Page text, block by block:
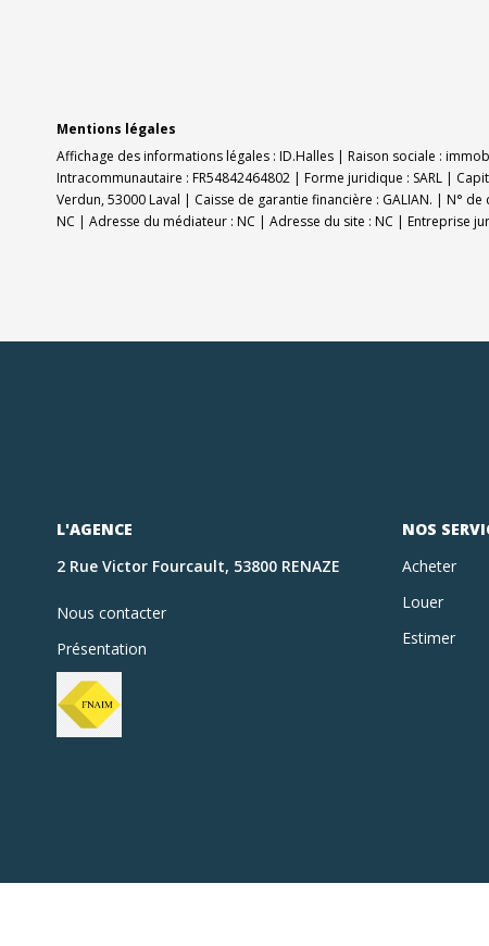
Mentions légales
Affichage des informations légales : ID.Halles | Raison sociale :
Intracommunautaire : FR54842464802 | Forme juridique : SARL |
Verdun, 53000 Laval | Caisse de garantie financière : GALIAN. | N°
NC | Adresse du médiateur : NC | Adresse du site : NC | Entreprise
L'AGENCE
2 Rue Victor Fourcault, 53800 RENAZE
Nous contacter
Présentation
NOS
Acheter
Louer
Estimer